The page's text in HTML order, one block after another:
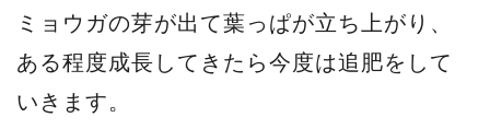
ミョウガの芽が出て葉っぱが立ち上がり、
ある程度成長してきたら今度は追肥をして
いきます。
秋【9月～11月】